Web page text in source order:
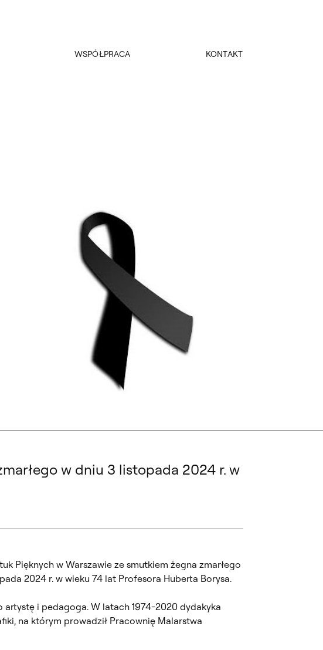
WSPÓŁPRACA KONTAKT
DZIEŁ SZTUKI. NOWY KIERUNEK STUDIÓW PODYPLOMOWYCH
w dniu 3 listopada 2024 r. w
Pięknych w Warszawie ze smutkiem żegna zmarłego
2024 r. w wieku 74 lat Profesora Huberta Borysa.
artystę i pedagoga. W latach 1974-2020 dydakyka
na którym prowadził Pracownię Malarstwa